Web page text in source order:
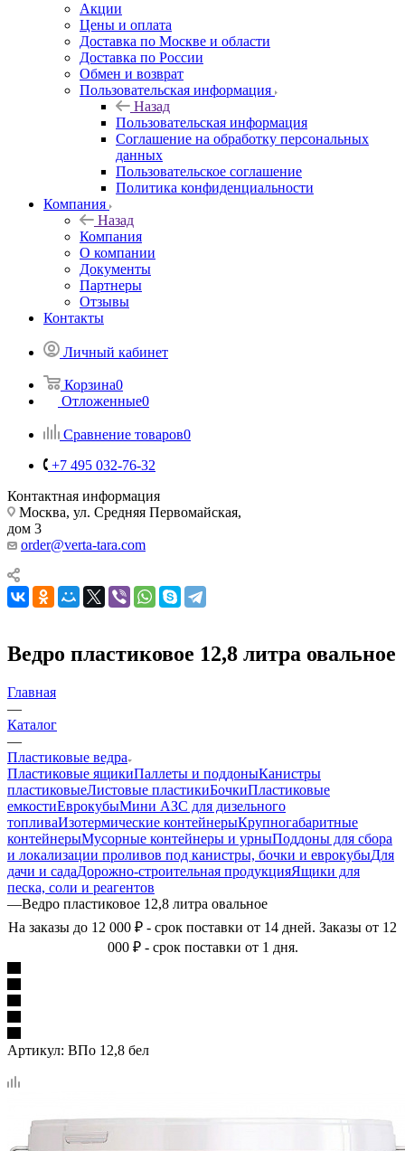
Акции
Цены и оплата
Доставка по Москве и области
Доставка по России
Обмен и возврат
Пользовательская информация
Назад
Пользовательская информация
Соглашение на обработку персональных
данных
Пользовательское соглашение
Политика конфиденциальности
Компания
Назад
Компания
О компании
Документы
Партнеры
Отзывы
Контакты
Личный кабинет
Корзина0
Отложенные0
Сравнение товаров0
+7 495 032-76-32
Контактная информация
Москва, ул. Средняя Первомайская,
дом 3
order@verta-tara.com
Ведро пластиковое 12,8 литра овальное
Главная
—
Каталог
—
Пластиковые ведра
Пластиковые ящикиПаллеты и поддоныКанистры
пластиковыеЛистовые пластикиБочкиПластиковые
емкостиЕврокубыМини АЗС для дизельного
топливаИзотермические контейнерыКрупногабаритные
контейнерыМусорные контейнеры и урныПоддоны для сбора
и локализации проливов под канистры, бочки и еврокубыДля
дачи и садаДорожно-строительная продукцияЯщики для
песка, соли и реагентов
—Ведро пластиковое 12,8 литра овальное
На заказы до 12 000 ₽ - срок поставки от 14 дней. Заказы от 12
000 ₽ - срок поставки от 1 дня.
Артикул: ВПо 12,8 бел